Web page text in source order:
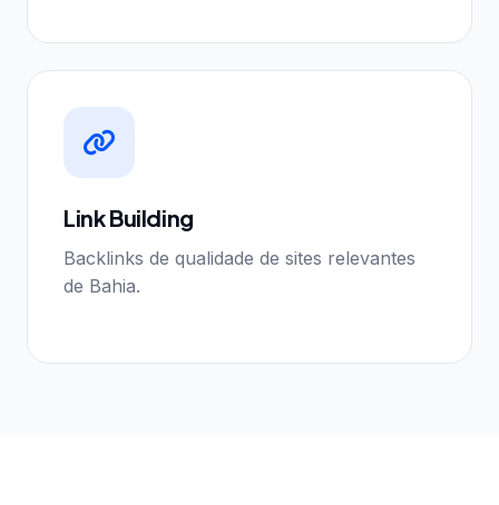
Link Building
Backlinks de qualidade de sites relevantes
de Bahia.